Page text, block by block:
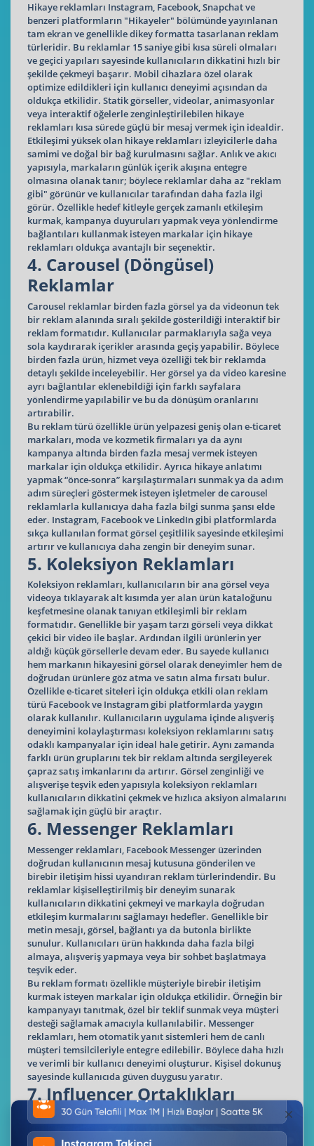
Hikaye reklamları Instagram, Facebook, Snapchat ve
benzeri platformların "Hikayeler" bölümünde yayınlanan
tam ekran ve genellikle dikey formatta tasarlanan reklam
türleridir. Bu reklamlar 15 saniye gibi kısa süreli olmaları
ve geçici yapıları sayesinde kullanıcıların dikkatini hızlı bir
şekilde çekmeyi başarır. Mobil cihazlara özel olarak
optimize edildikleri için kullanıcı deneyimi açısından da
oldukça etkilidir. Statik görseller, videolar, animasyonlar
veya interaktif öğelerle zenginleştirilebilen hikaye
reklamları kısa sürede güçlü bir mesaj vermek için idealdir.
Etkileşimi yüksek olan hikaye reklamları izleyicilerle daha
samimi ve doğal bir bağ kurulmasını sağlar. Anlık ve akıcı
yapısıyla, markaların günlük içerik akışına entegre
olmasına olanak tanır; böylece reklamlar daha az "reklam
gibi" görünür ve kullanıcılar tarafından daha fazla ilgi
görür. Özellikle hedef kitleyle gerçek zamanlı etkileşim
kurmak, kampanya duyuruları yapmak veya yönlendirme
bağlantıları kullanmak isteyen markalar için hikaye
reklamları oldukça avantajlı bir seçenektir.
4. Carousel (Döngüsel)
Reklamlar
Carousel reklamlar birden fazla görsel ya da videonun tek
bir reklam alanında sıralı şekilde gösterildiği interaktif bir
reklam formatıdır. Kullanıcılar parmaklarıyla sağa veya
sola kaydırarak içerikler arasında geçiş yapabilir. Böylece
birden fazla ürün, hizmet veya özelliği tek bir reklamda
detaylı şekilde inceleyebilir. Her görsel ya da video karesine
ayrı bağlantılar eklenebildiği için farklı sayfalara
yönlendirme yapılabilir ve bu da dönüşüm oranlarını
artırabilir.
Bu reklam türü özellikle ürün yelpazesi geniş olan e-ticaret
markaları, moda ve kozmetik firmaları ya da aynı
kampanya altında birden fazla mesaj vermek isteyen
markalar için oldukça etkilidir. Ayrıca hikaye anlatımı
yapmak “önce-sonra” karşılaştırmaları sunmak ya da adım
adım süreçleri göstermek isteyen işletmeler de carousel
reklamlarla kullanıcıya daha fazla bilgi sunma şansı elde
eder. Instagram, Facebook ve LinkedIn gibi platformlarda
sıkça kullanılan format görsel çeşitlilik sayesinde etkileşimi
artırır ve kullanıcıya daha zengin bir deneyim sunar.
5. Koleksiyon Reklamları
Koleksiyon reklamları, kullanıcıların bir ana görsel veya
videoya tıklayarak alt kısımda yer alan ürün kataloğunu
keşfetmesine olanak tanıyan etkileşimli bir reklam
formatıdır. Genellikle bir yaşam tarzı görseli veya dikkat
çekici bir video ile başlar. Ardından ilgili ürünlerin yer
aldığı küçük görsellerle devam eder. Bu sayede kullanıcı
hem markanın hikayesini görsel olarak deneyimler hem de
doğrudan ürünlere göz atma ve satın alma fırsatı bulur.
Özellikle e-ticaret siteleri için oldukça etkili olan reklam
türü Facebook ve Instagram gibi platformlarda yaygın
olarak kullanılır. Kullanıcıların uygulama içinde alışveriş
deneyimini kolaylaştırması koleksiyon reklamlarını satış
odaklı kampanyalar için ideal hale getirir. Aynı zamanda
farklı ürün gruplarını tek bir reklam altında sergileyerek
çapraz satış imkanlarını da artırır. Görsel zenginliği ve
alışverişe teşvik eden yapısıyla koleksiyon reklamları
kullanıcıların dikkatini çekmek ve hızlıca aksiyon almalarını
sağlamak için güçlü bir araçtır.
6. Messenger Reklamları
Messenger reklamları, Facebook Messenger üzerinden
doğrudan kullanıcının mesaj kutusuna gönderilen ve
birebir iletişim hissi uyandıran reklam türlerindendir. Bu
reklamlar kişiselleştirilmiş bir deneyim sunarak
kullanıcıların dikkatini çekmeyi ve markayla doğrudan
etkileşim kurmalarını sağlamayı hedefler. Genellikle bir
metin mesajı, görsel, bağlantı ya da butonla birlikte
sunulur. Kullanıcıları ürün hakkında daha fazla bilgi
almaya, alışveriş yapmaya veya bir sohbet başlatmaya
teşvik eder.
Bu reklam formatı özellikle müşteriyle birebir iletişim
kurmak isteyen markalar için oldukça etkilidir. Örneğin bir
kampanyayı tanıtmak, özel bir teklif sunmak veya müşteri
desteği sağlamak amacıyla kullanılabilir. Messenger
reklamları, hem otomatik yanıt sistemleri hem de canlı
müşteri temsilcileriyle entegre edilebilir. Böylece daha hızlı
ve verimli bir kullanıcı deneyimi oluşturur. Kişisel dokunuş
sayesinde kullanıcıda güven duygusu yaratır.
7. Influencer Ortaklıkları
Influencer ortaklıkları sosyal medya fenomenleri veya
içerik üreticileri aracılığıyla gerçekleştirilen ve markaların
daha geniş, hedeflenmiş kitlelere ulaşmasını sağlayan etkili